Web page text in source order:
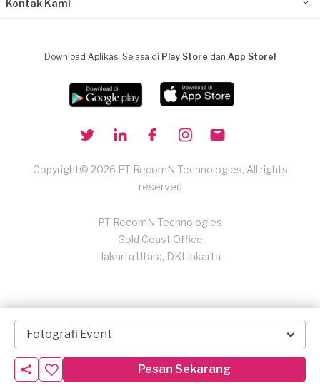
Fotografi Event
Pesan Sekarang
Kontak Kami
Download Aplikasi Sejasa di Play Store dan App Store!
Copyright© 2026 PT RecomN Technologies, All rights
reserved
PT RecomN Technologies
Gold Coast Office
Jakarta Utara, DKI Jakarta